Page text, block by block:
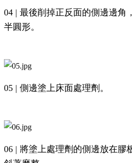
04 | 最後削掉正反面的側邊邊角
半圓形。
05 | 側邊塗上床面處理劑。
06 | 將塗上處理劑的側邊放在膠